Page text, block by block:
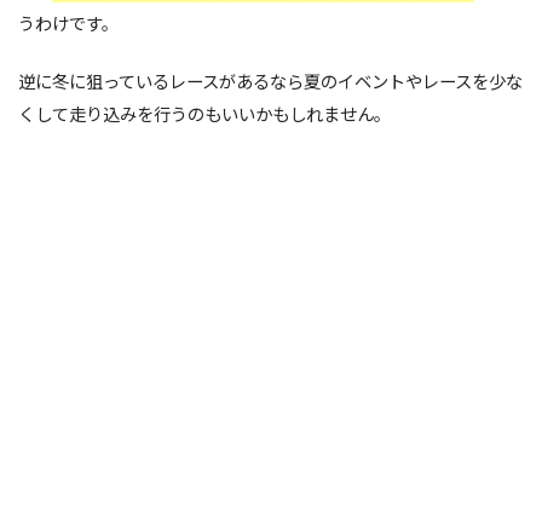
うわけです。
逆に冬に狙っているレースがあるなら夏のイベントやレースを少な
くして走り込みを行うのもいいかもしれません。